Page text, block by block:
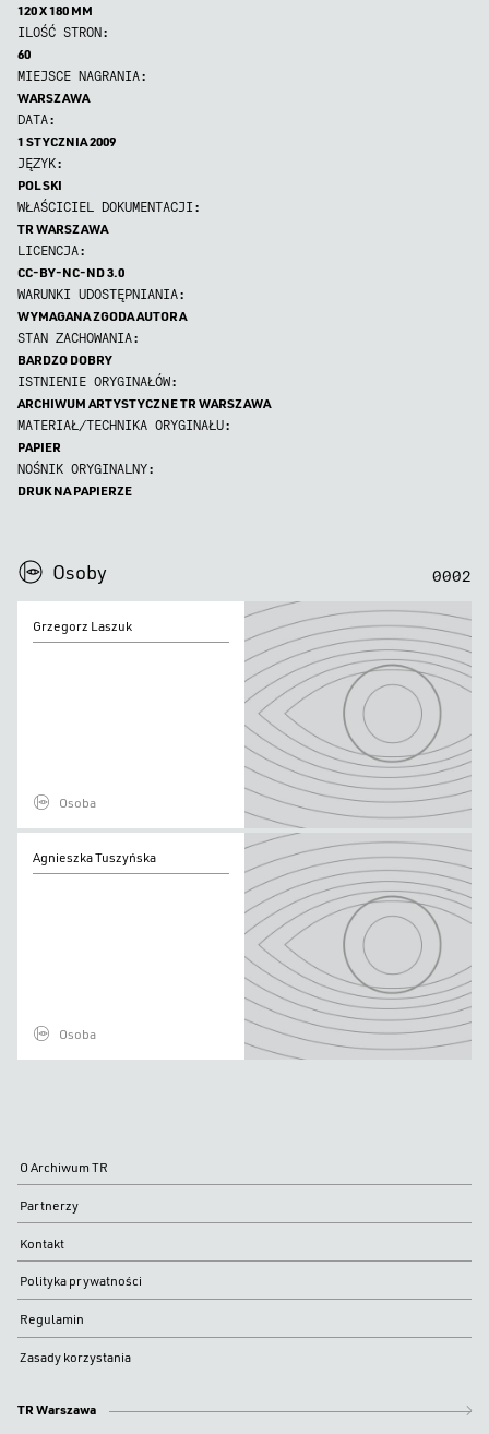
120 X 180 MM
ILOŚĆ STRON:
60
MIEJSCE NAGRANIA:
WARSZAWA
DATA:
1 STYCZNIA 2009
JĘZYK:
POLSKI
WŁAŚCICIEL DOKUMENTACJI:
TR WARSZAWA
LICENCJA:
CC-BY-NC-ND 3.0
WARUNKI UDOSTĘPNIANIA:
WYMAGANA ZGODA AUTORA
STAN ZACHOWANIA:
BARDZO DOBRY
ISTNIENIE ORYGINAŁÓW:
ARCHIWUM ARTYSTYCZNE TR WARSZAWA
MATERIAŁ/TECHNIKA ORYGINAŁU:
PAPIER
NOŚNIK ORYGINALNY:
DRUK NA PAPIERZE
Osoby
0002
Laszuk
Grzegorz Laszuk
Osoba
Tuszyńska
Agnieszka Tuszyńska
Osoba
O Archiwum TR
Partnerzy
Kontakt
Polityka prywatności
Regulamin
Zasady korzystania
TR Warszawa